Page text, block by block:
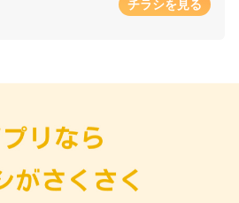
チラシを見る